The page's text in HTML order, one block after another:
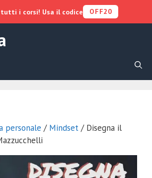
personale / Mindset / Disegna il
tutti i corsi! Usa il codice OFF20